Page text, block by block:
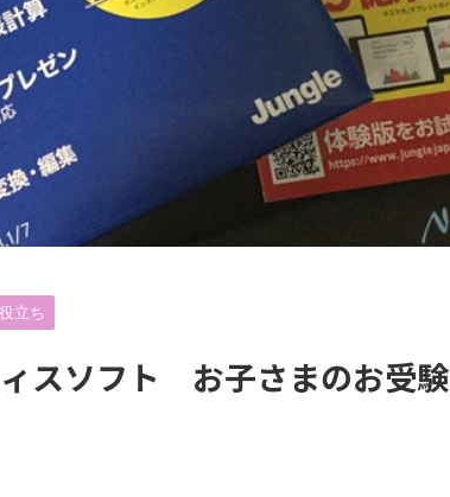
立ち
スソフト お子さまのお受験